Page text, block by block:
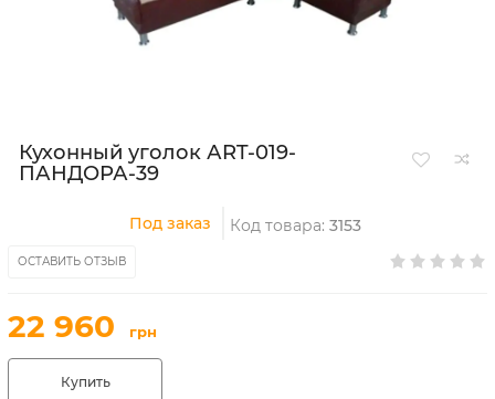
Кухонный уголок АRT-019-
ПАНДОРА-39
Под заказ Код товара: 3153
ОСТАВИТЬ ОТЗЫВ
22 960 грн
Купить